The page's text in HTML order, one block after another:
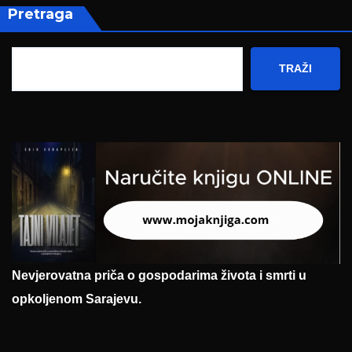
Pretraga
TRAŽI
Nevjerovatna priča o gospodarima života i smrti u
opkoljenom Sarajevu.